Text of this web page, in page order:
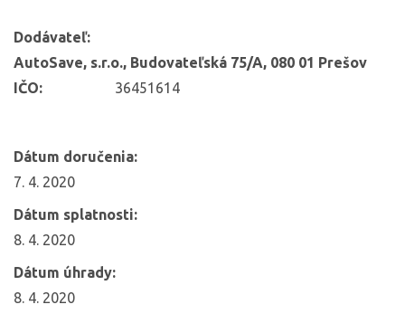
Dodávateľ:
AutoSave, s.r.o., Budovateľská 75/A, 080 01 Prešov
IČO:
36451614
Dátum doručenia:
7. 4. 2020
Dátum splatnosti:
8. 4. 2020
Dátum úhrady:
8. 4. 2020